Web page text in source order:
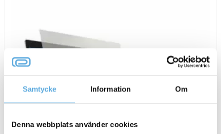
Samtycke Information Om
Denna webbplats använder cookies